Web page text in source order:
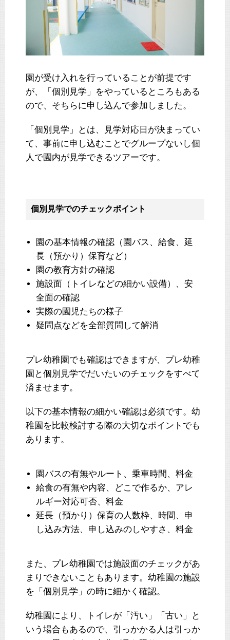
園が受け入れを行っていることが前提です
が、「個別見学」をやっているところもある
ので、そちらに申し込んで参加しました。
「個別見学」とは、見学対応日が決まってい
て、事前に申し込むことでグループないし個
人で園内が見学できるツアーです。
個別見学でのチェックポイント
園の基本情報の確認（園バス、給食、延
長（預かり）保育など）
園の教育方針の確認
施設面（トイレなどの細かい設備）、安
全面の確認
実際の園児たちの様子
疑問点などを全部質問して解消
プレ幼稚園でも確認はできますが、プレ幼稚
園と個別見学でだいたいのチェックをすべて
済ませます。
以下の基本情報の細かい確認は必須です。幼
稚園を比較検討する際の大切なポイントでも
あります。
園バスの有無やルート、乗車時間、料金
給食の有無や内容、どこで作るか、アレ
ルギー対応可否、料金
延長（預かり）保育の人数枠、時間、申
し込み方法、申し込みのしやすさ、料金
また、プレ幼稚園では施設面のチェックがあ
まりできないこともあります。幼稚園の施設
を「個別見学」の時に細かく確認。
幼稚園により、トイレが「汚い」「古い」と
いう場合もあるので、引っかかる人は引っか